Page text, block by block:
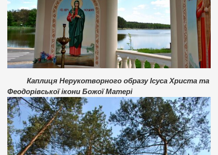
Каплиця Нерукотворного образу Ісуса Христа та
Феодорівської ікони Божої Матері